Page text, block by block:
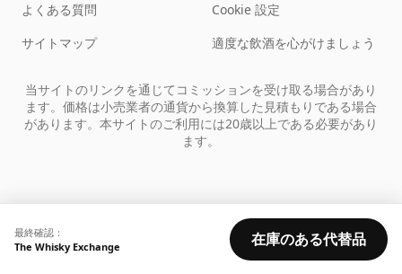
最終確認：
The Whisky Exchange
在庫のある代替品
よくある質問
サイトマップ
Cookie 設定
適度な飲酒を心がけましょう
当サイトのリンクを通じてコミッションを受け取る場合があり
ます。価格は小売業者の通貨から換算した見積もりである場合
があります。本サイトのご利用には20歳以上である必要があり
ます。